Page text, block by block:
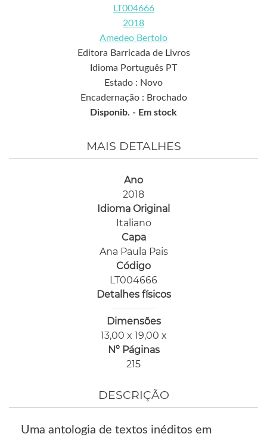
LT004666
2018
Amedeo Bertolo
Editora Barricada de Livros
Idioma Português PT
Estado : Novo
Encadernação : Brochado
Disponib. - Em stock
MAIS DETALHES
Ano
2018
Idioma Original
Italiano
Capa
Ana Paula Pais
Código
LT004666
Detalhes físicos
Dimensões
13,00 x 19,00 x
Nº Páginas
215
DESCRIÇÃO
Uma antologia de textos inéditos em